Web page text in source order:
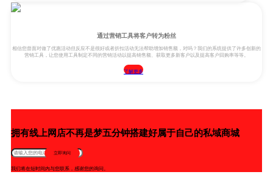
通过营销工具将客户转为粉丝
相信您曾面对做了优惠活动但反应不是很好或者折扣活动无法帮助增加销售额，对吗？我们的系统提供了许多创新的
营销工具，让您使用工具制定不同的营销活动以提高销售额、获取更多新客户以及提高客户回购率等等。
了解更多
拥有线上网店不再是梦五分钟搭建好属于自己的私域商城
立即询问
我们将在短时间内与您联系，感谢您的询问。